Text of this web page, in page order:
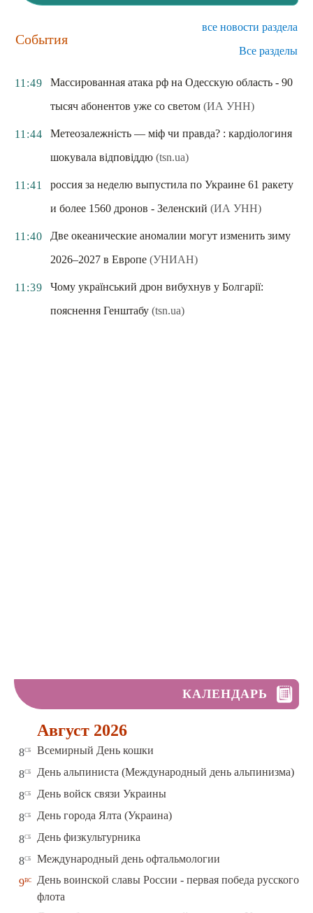
События
все новости раздела
Все разделы
11:49
Массированная атака рф на Одесскую область - 90
тысяч абонентов уже со светом (ИА УНН)
11:44
Метеозалежність — міф чи правда? : кардіологиня
шокувала відповіддю (tsn.ua)
11:41
россия за неделю выпустила по Украине 61 ракету
и более 1560 дронов - Зеленский (ИА УНН)
11:40
Две океанические аномалии могут изменить зиму
2026–2027 в Европе (УНИАН)
11:39
Чому український дрон вибухнув у Болгарії:
пояснення Генштабу (tsn.ua)
КАЛЕНДАРЬ
Август 2026
8сб Всемирный День кошки
8сб День альпиниста (Международный день альпинизма)
8сб День войск связи Украины
8сб День города Ялта (Украина)
8сб День физкультурника
8сб Международный день офтальмологии
9вс
День воинской славы России - первая победа русского
флота